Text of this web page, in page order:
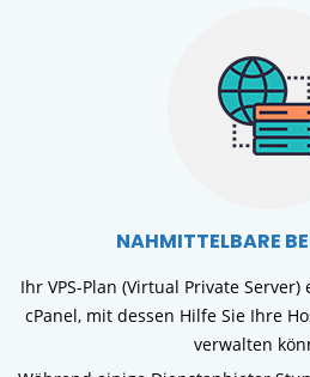
NAHMITTELBARE
Ihr VPS-Plan (Virtual Private
cPanel, mit dessen Hilfe Sie Ihre
verwalten